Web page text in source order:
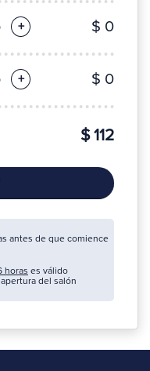
+ $ 0
+ $ 0
$ 112
antes de que comience
horas es válido
del salón